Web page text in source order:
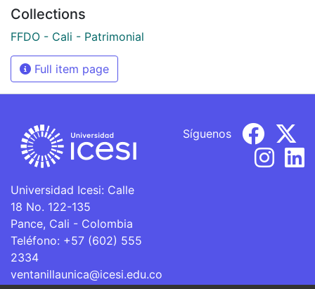
Collections
FFDO - Cali - Patrimonial
Full item page
Universidad Icesi: Calle
18 No. 122-135
Pance, Cali - Colombia
Teléfono: +57 (602) 555
2334
ventanillaunica@icesi.edu.co
Síguenos